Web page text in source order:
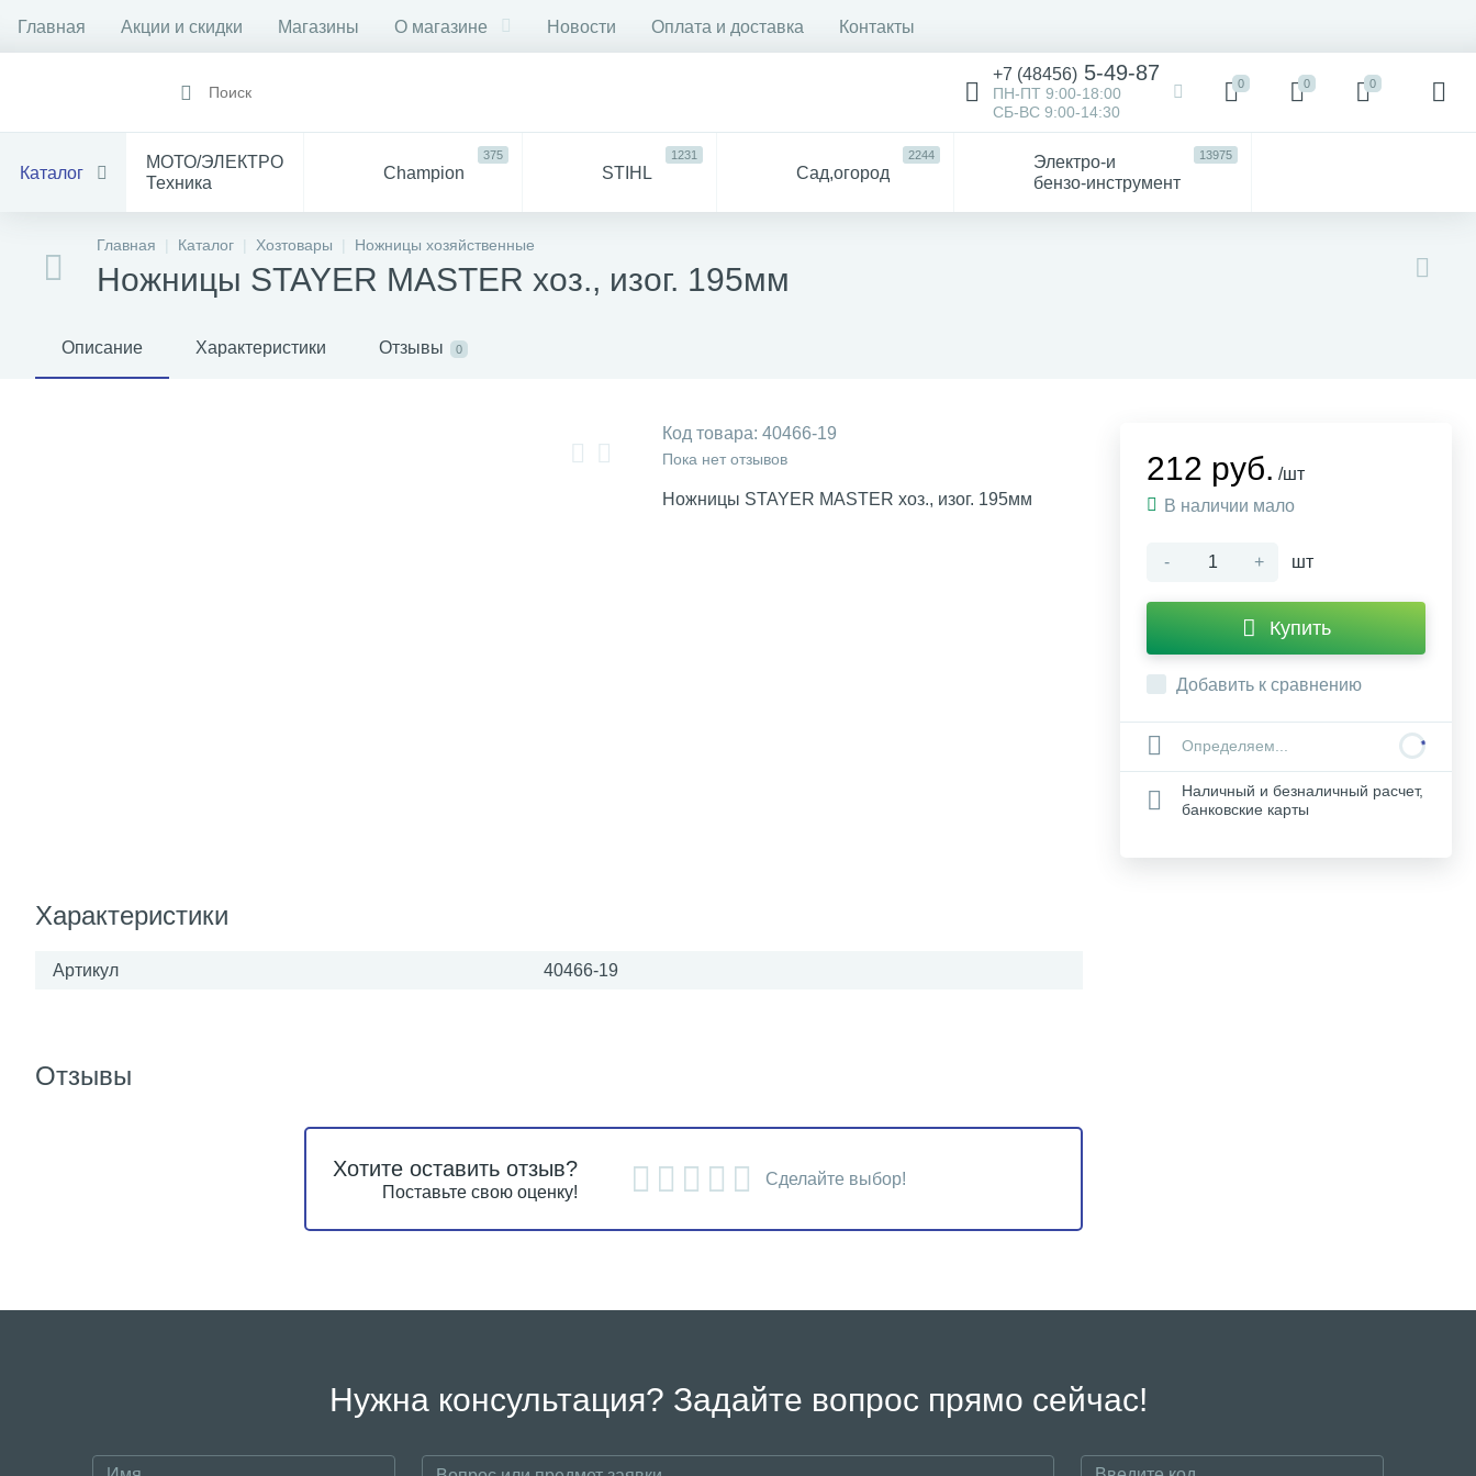
Главная Акции и скидки Магазины О магазине Новости Оплата и доставка Контакты
+7 (48456) 5-49-87
ПН-ПТ 9:00-18:00
СБ-ВС 9:00-14:30
0 0 0
Каталог
МОТО/ЭЛЕКТРО
Техника
Champion
375
STIHL
1231
Сад,огород
2244
Электро-и
бензо-инструмент
13975
Все
Инструмент
Главная Каталог Хозтовары Ножницы хозяйственные
Ножницы STAYER MASTER хоз., изог. 195мм
Описание Характеристики Отзывы 0
Код товара: 40466-19
Пока нет отзывов
Ножницы STAYER MASTER хоз., изог. 195мм
Характеристики
Артикул 40466-19
212 руб. /шт
В наличии мало
- + шт
Купить
Добавить к сравнению
Определяем...
Наличный и безналичный расчет,
банковские карты
Отзывы
Хотите оставить отзыв?
Поставьте свою оценку!
Сделайте выбор!
Нужна консультация? Задайте вопрос прямо сейчас!